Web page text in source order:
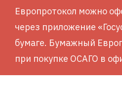
Европротокол можно
через приложение
бумаге. Бумажный
при покупке ОСАГО в